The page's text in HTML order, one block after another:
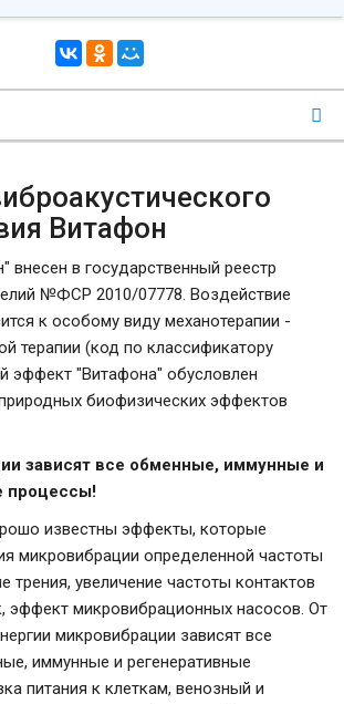
Витафон
внесен в государственный реестр
№ФСР 2010/07778. Воздействие
к особому виду механотерапии -
терапии (код по классификатору
эффект "Витафона" обусловлен
биофизических эффектов
зависят все обменные, иммунные и
процессы!
известны эффекты, которые
микровибрации определенной частоты
трения, увеличение частоты контактов
эффект микровибрационных насосов. От
микровибрации зависят все
иммунные и регенеративные
питания к клеткам, венозный и